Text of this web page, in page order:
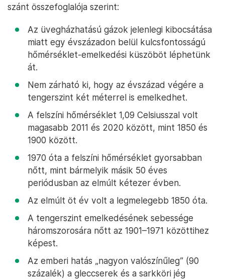
szánt összefoglalója szerint:
Az üvegházhatású gázok jelenlegi kibocsátása
miatt egy évszázadon belül kulcsfontosságú
hőmérséklet-emelkedési küszöböt léphetünk
át.
Nem zárható ki, hogy az évszázad végére a
tengerszint két méterrel is emelkedhet.
A felszíni hőmérséklet 1,09 Celsiusszal volt
magasabb 2011 és 2020 között, mint 1850 és
1900 között.
1970 óta a felszíni hőmérséklet gyorsabban
nőtt, mint bármelyik másik 50 éves
periódusban az elmúlt kétezer évben.
Az elmúlt öt év volt a legmelegebb 1850 óta.
A tengerszint emelkedésének sebessége
háromszorosára nőtt az 1901–1971 közöttihez
képest.
Az emberi hatás „nagyon valószínűleg” (90
százalék) a gleccserek és a sarkköri jég